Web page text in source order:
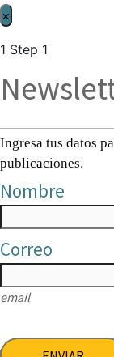
×
1 Step 1
Ingresa tus datos
publicaciones.
Nombre
Correo
email